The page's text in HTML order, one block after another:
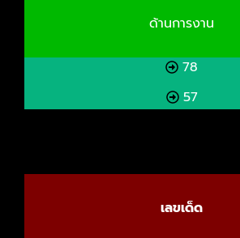
ด้านการงาน
78
57
เลขเด็ด